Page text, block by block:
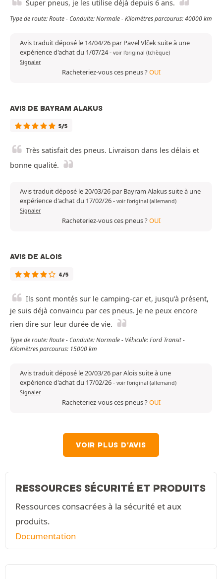
Super pneus, je les utilise déjà depuis 6 ans.
Type de route: Route - Conduite: Normale - Kilomètres parcourus: 40000 km
Avis traduit déposé le 14/04/26 par Pavel Vlček suite à une
expérience d'achat du 1/07/24- voir l'original (tchèque)
Signaler
Racheteriez-vous ces pneus ?OUI
AVIS DE BAYRAM ALAKUS
5/5
Très satisfait des pneus. Livraison dans les délais et
bonne qualité.
Avis traduit déposé le 20/03/26 par Bayram Alakus suite à une
expérience d'achat du 17/02/26- voir l'original (allemand)
Signaler
Racheteriez-vous ces pneus ?OUI
AVIS DE ALOIS
4/5
Ils sont montés sur le camping-car et, jusqu’à présent,
je suis déjà convaincu par ces pneus. Je ne peux encore
rien dire sur leur durée de vie.
Type de route: Route - Conduite: Normale - Véhicule: Ford Transit -
Kilomètres parcourus: 15000 km
Avis traduit déposé le 20/03/26 par Alois suite à une
expérience d'achat du 17/02/26- voir l'original (allemand)
Signaler
Racheteriez-vous ces pneus ?OUI
VOIR PLUS D'AVIS
RESSOURCES SÉCURITÉ ET PRODUITS
Ressources consacrées à la sécurité et aux
produits.
Documentation